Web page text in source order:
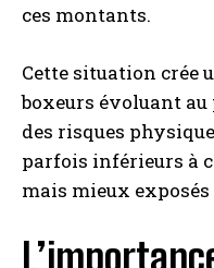
ces montants.
Cette situation crée
boxeurs évoluant
des risques
parfois inférieurs à
mais mieux